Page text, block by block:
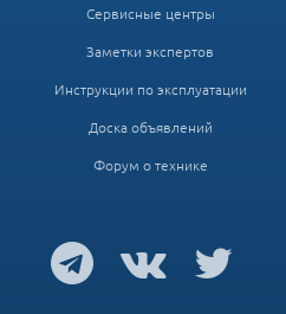
Сервисные центры
Заметки экспертов
Инструкции по эксплуатации
Доска объявлений
Форум о технике